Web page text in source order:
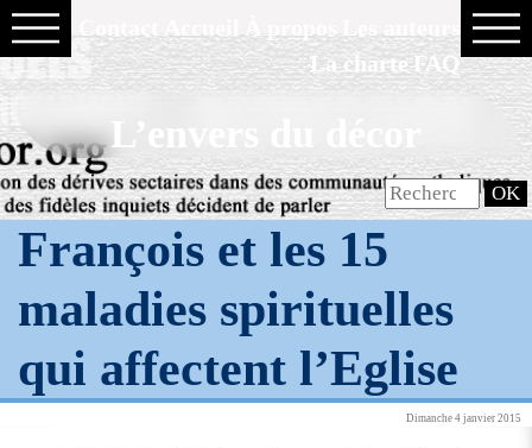
La charte FAQ
L’envers du décor
François et les 15
maladies spirituelles
qui affectent l’Eglise
Dimanche 4 janvier 2015